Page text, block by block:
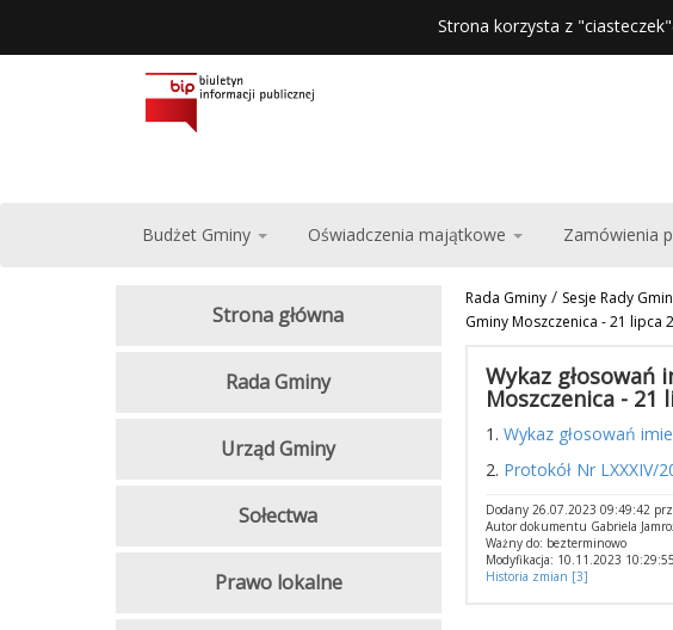
Strona korzysta z
Budżet Gminy Oświadczenia majątkowe Zamówienia
Rada Gminy/ Sesje Rady
Gminy Moszczenica - 21 lipca
Wykaz głosowań
Moszczenica - 21
1. Wykaz głosowań
2. Protokół Nr LXXXIV/
Dodany 26.07.2023 09:49:42
Autor dokumentu Gabriela
Ważny do: bezterminowo
Modyfikacja: 10.11.2023
Historia zmian [3]
Strona główna
Rada Gminy
Urząd Gminy
Sołectwa
Prawo lokalne